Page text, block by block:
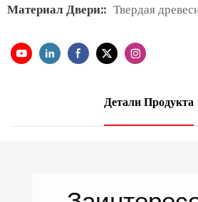
Материал Двери:: Твердая
Детали Продукта